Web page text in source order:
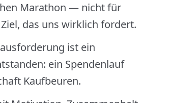
Marathon — nicht für
das uns wirklich fordert.
ist ein
ein Spendenlauf
Kaufbeuren.